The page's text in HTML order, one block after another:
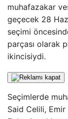
muhafazakar
geçecek 28
seçimi
parçası olarak
ikincisiydi.
Seçimlerde
Said Celili, Emir